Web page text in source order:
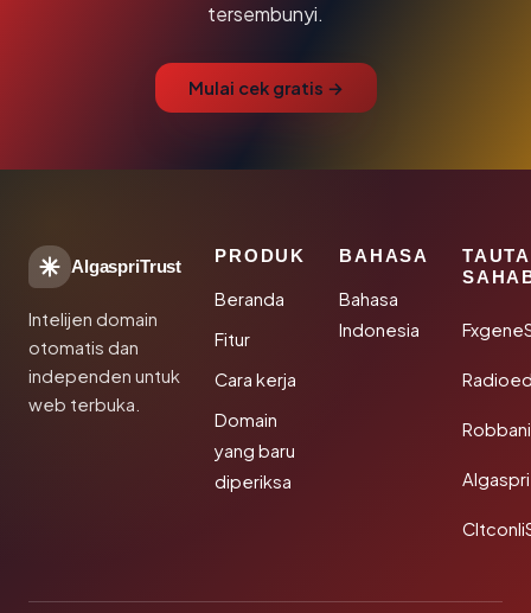
tersembunyi.
Mulai cek gratis →
AlgaspriTrust
Intelijen domain
otomatis dan
independen untuk
web terbuka.
PRODUK
Beranda
Fitur
Cara kerja
Domain
yang baru
diperiksa
BAHASA
Bahasa
Indonesia